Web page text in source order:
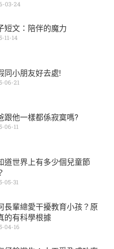
03-24
短文：陪伴的魔力
11-14
同小朋友好去處!
06-21
跟他一樣都係寂寞嗎?
06-11
道世界上有多少個兒童節
05-31
長輩總愛干擾教育小孩？原
的有科學根據
04-16